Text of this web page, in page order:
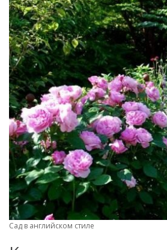
Сад в английском стиле